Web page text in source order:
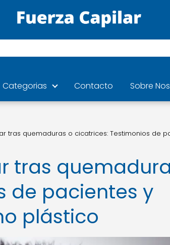
Categorias Contacto Sobre
tras quemaduras o cicatrices: Testimonios de
tras
de pacientes y
plástico